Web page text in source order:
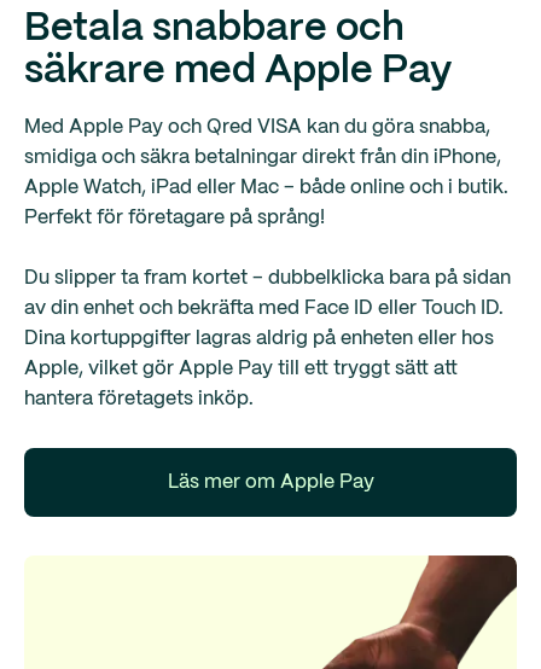
Betala snabbare och
säkrare med Apple Pay
Med Apple Pay och Qred VISA kan du göra snabba,
smidiga och säkra betalningar direkt från din iPhone,
Apple Watch, iPad eller Mac – både online och i butik.
Perfekt för företagare på språng!
Du slipper ta fram kortet – dubbelklicka bara på sidan
av din enhet och bekräfta med Face ID eller Touch ID.
Dina kortuppgifter lagras aldrig på enheten eller hos
Apple, vilket gör Apple Pay till ett tryggt sätt att
hantera företagets inköp.
Läs mer om Apple Pay